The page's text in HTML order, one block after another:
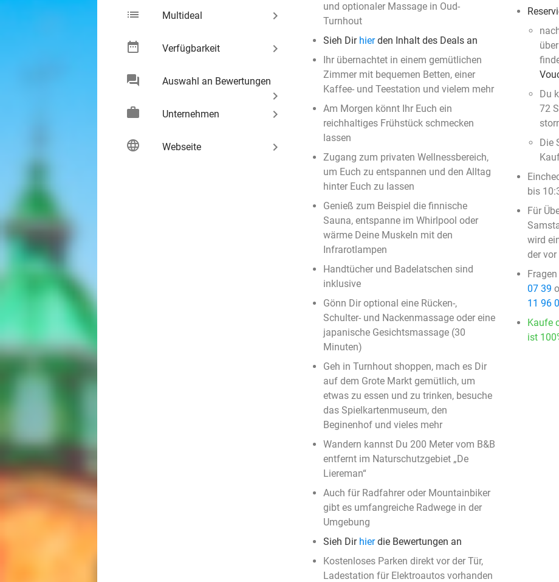
list Multideal keyboard_arrow_right
date_range Verfügbarkeit keyboard_arrow_right
chat Auswahl an Bewertungen
keyboard_arrow_right
work
Unternehmen keyboard_arrow_right
language Webseite keyboard_arrow_right
und optionaler Massage in Oud-
Turnhout
Sieh Dir hierden Inhalt des Deals an
Ihr übernachtet in einem gemütlichen
Zimmer mit bequemen Betten, einer
Kaffee- und Teestation und vielem mehr
Am Morgen könnt Ihr Euch ein
reichhaltiges Frühstück schmecken
lassen
Zugang zum privaten Wellnessbereich,
um Euch zu entspannen und den Alltag
hinter Euch zu lassen
Genieß zum Beispiel die finnische
Sauna, entspanne im Whirlpool oder
wärme Deine Muskeln mit den
Infrarotlampen
Handtücher und Badelatschen sind
inklusive
Gönn Dir optional eine Rücken-,
Schulter- und Nackenmassage oder eine
japanische Gesichtsmassage (30
Minuten)
Geh in Turnhout shoppen, mach es Dir
auf dem Grote Markt gemütlich, um
etwas zu essen und zu trinken, besuche
das Spielkartenmuseum, den
Beginenhof und vieles mehr
Wandern kannst Du 200 Meter vom B&B
entfernt im Naturschutzgebiet „De
Liereman“
Auch für Radfahrer oder Mountainbiker
gibt es umfangreiche Radwege in der
Umgebung
Sieh Dir hierdie Bewertungen an
Kostenloses Parken direkt vor der Tür,
Ladestation für Elektroautos vorhanden
Du
72
Die
bis
Für
wird
der
07 39
11 96
Kaufe
ist